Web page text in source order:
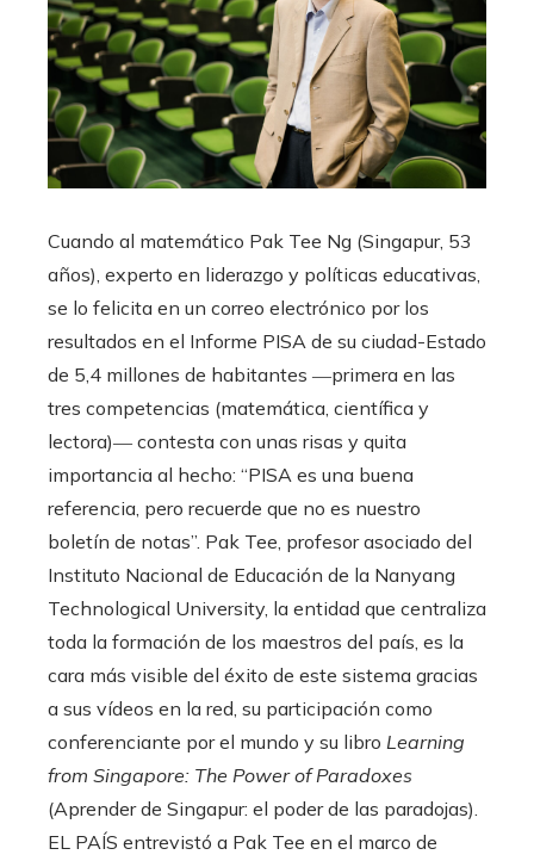
Cuando al matemático Pak Tee Ng (Singapur, 53
años), experto en liderazgo y políticas educativas,
se lo felicita en un correo electrónico por los
resultados en el Informe PISA de su ciudad-Estado
de 5,4 millones de habitantes ―primera en las
tres competencias (matemática, científica y
lectora)― contesta con unas risas y quita
importancia al hecho: “PISA es una buena
referencia, pero recuerde que no es nuestro
boletín de notas”. Pak Tee, profesor asociado del
Instituto Nacional de Educación de la Nanyang
Technological University, la entidad que centraliza
toda la formación de los maestros del país, es la
cara más visible del éxito de este sistema gracias
a sus vídeos en la red, su participación como
conferenciante por el mundo y su libro Learning
from Singapore: The Power of Paradoxes
(Aprender de Singapur: el poder de las paradojas).
EL PAÍS entrevistó a Pak Tee en el marco de